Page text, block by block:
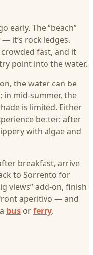
early. The “beach”
it’s rock ledges.
fast, and it
point into the water.
the water can be
in mid-summer, the
is limited. Either
better: after
with algae and
breakfast, arrive
to Sorrento for
views” add-on, finish
aperitivo — and
bus orferry.